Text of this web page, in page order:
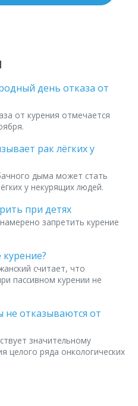
день отказа от
от курения отмечается
рак лёгких у
дыма может стать
у некурящих людей.
при детях
запретить курение
считает, что
пассивном курении не
отказываются от
значительному
целого ряда онкологических